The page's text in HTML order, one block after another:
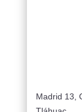
Madrid 13,